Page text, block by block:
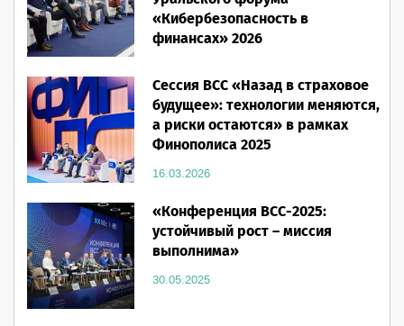
«Кибербезопасность в
финансах» 2026
Сессия ВСС «Назад в страховое
будущее»: технологии меняются,
а риски остаются» в рамках
Финополиса 2025
16.03.2026
«Конференция ВСС-2025:
устойчивый рост – миссия
выполнима»
30.05.2025